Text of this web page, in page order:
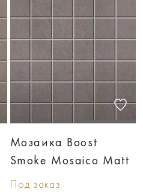
Мозаика Boost
Smoke Mosaico Matt
Под заказ